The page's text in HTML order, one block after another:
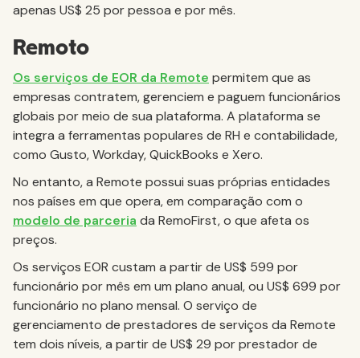
apenas US$ 25 por pessoa e por mês.
Remoto
Os serviços de EOR da Remote permitem que as
empresas contratem, gerenciem e paguem funcionários
globais por meio de sua plataforma. A plataforma se
integra a ferramentas populares de RH e contabilidade,
como Gusto, Workday, QuickBooks e Xero.
No entanto, a Remote possui suas próprias entidades
nos países em que opera, em comparação com o
modelo de parceria da RemoFirst, o que afeta os
preços.
Os serviços EOR custam a partir de US$ 599 por
funcionário por mês em um plano anual, ou US$ 699 por
funcionário no plano mensal. O serviço de
gerenciamento de prestadores de serviços da Remote
tem dois níveis, a partir de US$ 29 por prestador de